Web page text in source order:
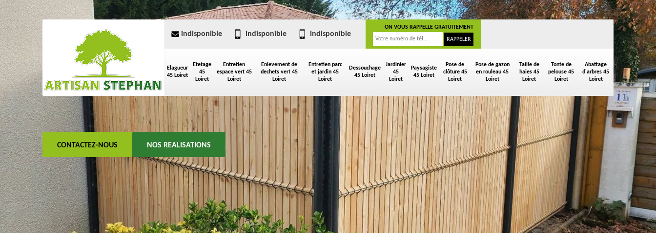
Elagueur
45 Loiret
Etetage
45
Loiret
Entretien
espace vert 45
Loiret
Enlevement de
dechets vert 45
Loiret
Entretien parc
et jardin 45
Loiret
Dessouchage
45 Loiret
Jardinier
45
Loiret
Paysagiste
45 Loiret
Pose de
clôture 45
Loiret
Pose de gazon
en rouleau 45
Loiret
Taille de
haies 45
Loiret
Tonte de
pelouse 45
Loiret
Abattage
d'arbres 45
Loiret
indisponible indisponible indisponible
ON VOUS RAPPELLE GRATUITEMENT
CONTACTEZ-NOUS NOS REALISATIONS